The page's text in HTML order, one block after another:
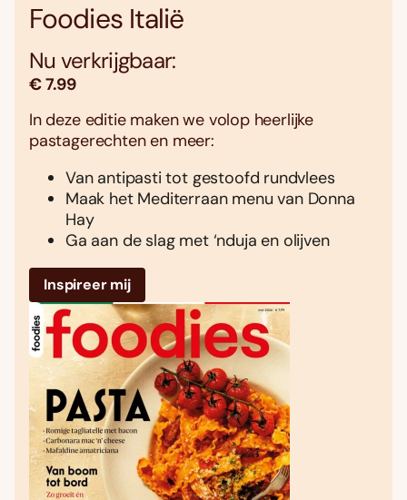
Foodies Italië
Nu verkrijgbaar:
€ 7.99
In deze editie maken we volop heerlijke
pastagerechten en meer:
Van antipasti tot gestoofd rundvlees
Maak het Mediterraan menu van Donna
Hay
Ga aan de slag met ‘nduja en olijven
Inspireer mij